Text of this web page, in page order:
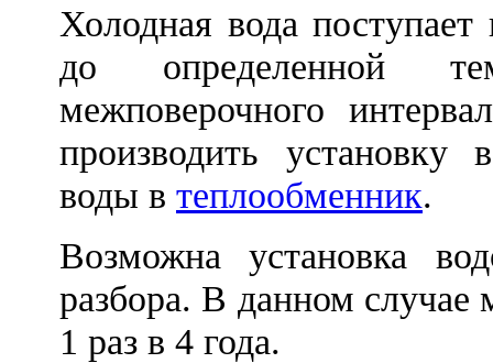
Холодная вода
до определенной
межповерочного
производить установку
воды в теплообменник.
Возможна установка
разбора. В данном случае
1 раз в 4 года.